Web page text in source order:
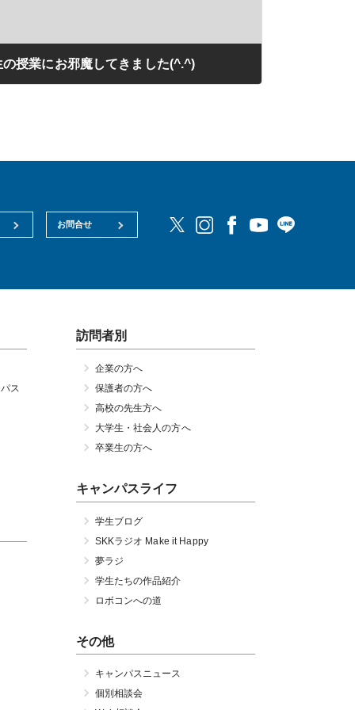
授業にお邪魔してきました(^.^)
お問合せ
ス
訪問者別
企業の方へ
保護者の方へ
高校の先生方へ
大学生・社会人の方へ
卒業生の方へ
キャンパスライフ
学生ブログ
SKKラジオ Make it Happy
夢ラジ
学生たちの作品紹介
ロボコンへの道
その他
キャンパスニュース
個別相談会